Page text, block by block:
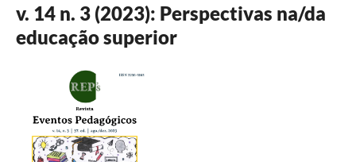
v. 14 n. 3 (2023): Perspectivas na/da
educação superior